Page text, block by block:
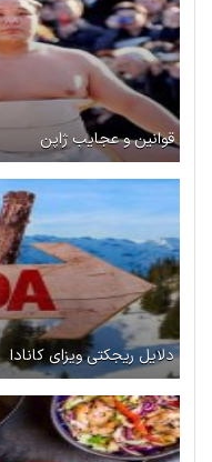
قوانین و عجایب ژاپن
دلایل ریجکتی ویزای کانادا